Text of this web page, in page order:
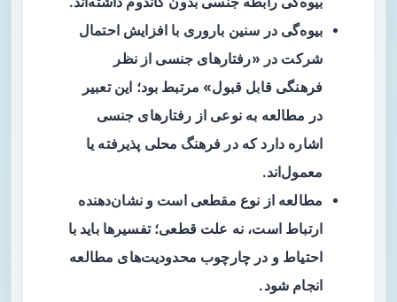
بیوه‌گی در سنین باروری با افزایش احتمال
شرکت در «رفتارهای جنسی از نظر
فرهنگی قابل قبول» مرتبط بود؛ این تعبیر
در مطالعه به نوعی از رفتارهای جنسی
اشاره دارد که در فرهنگ محلی پذیرفته یا
معمول‌اند.
مطالعه از نوع مقطعی است و نشان‌دهنده
ارتباط است، نه علت قطعی؛ تفسیرها باید با
احتیاط و در چارچوب محدودیت‌های مطالعه
انجام شود.